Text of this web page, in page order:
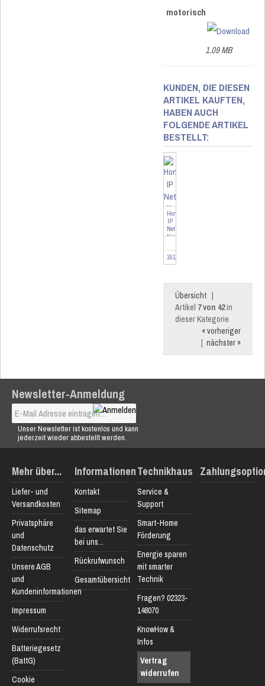
motorisch
1.09 MB
KUNDEN, DIE DIESEN
ARTIKEL KAUFTEN,
HABEN AUCH
FOLGENDE ARTIKEL
BESTELLT:
Homematic
IP
Netzteil
für
151197
Übersicht |
Artikel 7 von 42in
dieser Kategorie
« vorheriger
| nächster »
Newsletter-Anmeldung
Unser Newsletter ist kostenlos und kann
jederzeit wieder abbestellt werden.
Mehr über...
Liefer- und
Versandkosten
Privatsphäre
und
Datenschutz
Unsere AGB
und
Kundeninformationen
Impressum
Widerrufsrecht
Batteriegesetz
(BattG)
Cookie
Informationen
Kontakt
Sitemap
das erwartet Sie
bei uns...
Rückrufwunsch
Gesamtübersicht
Technikhaus
Service &
Support
Smart-Home
Förderung
Energie sparen
mit smarter
Technik
Fragen? 02323-
148070
KnowHow &
Infos
Vertrag
widerrufen